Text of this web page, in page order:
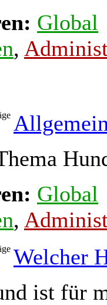
Global
,
Global
,
Welcher
ist für